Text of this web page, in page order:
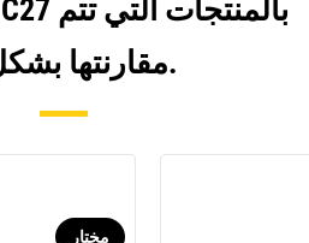
مقارنتها بشكل متكرر.
مختار